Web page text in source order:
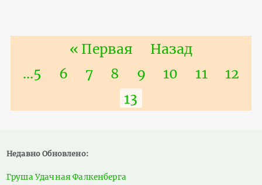
НумерацияПервая
страница
« Первая
Предыдущая
страница
Назад
Страница
…5 Страница
6 Страница
7 Страница
8 Страница
9 Страница
10 11
12
Текущая
13
Недавно Обновлено:
Груша Удачная Фалкенберга